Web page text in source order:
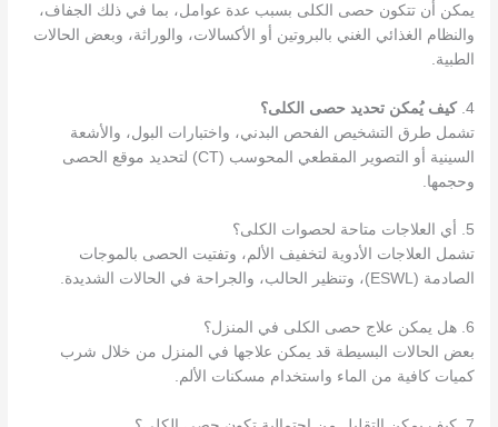
يمكن أن تتكون حصى الكلى بسبب عدة عوامل، بما في ذلك الجفاف،
والنظام الغذائي الغني بالبروتين أو الأكسالات، والوراثة، وبعض الحالات
الطبية.
4. كيف يُمكن تحديد حصى الكلى؟
تشمل طرق التشخيص الفحص البدني، واختبارات البول، والأشعة
السينية أو التصوير المقطعي المحوسب (CT) لتحديد موقع الحصى
وحجمها.
5. أي العلاجات متاحة لحصوات الكلى؟
تشمل العلاجات الأدوية لتخفيف الألم، وتفتيت الحصى بالموجات
الصادمة (ESWL)، وتنظير الحالب، والجراحة في الحالات الشديدة.
6. هل يمكن علاج حصى الكلى في المنزل؟
بعض الحالات البسيطة قد يمكن علاجها في المنزل من خلال شرب
كميات كافية من الماء واستخدام مسكنات الألم.